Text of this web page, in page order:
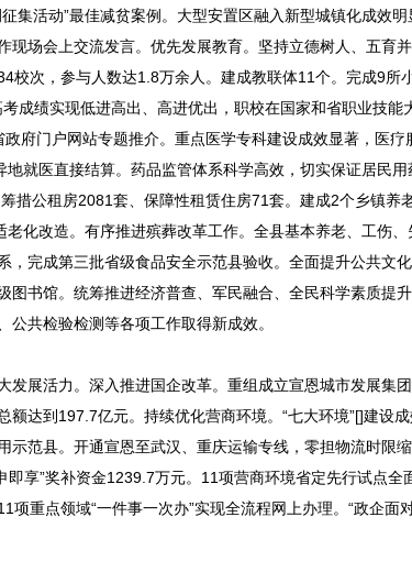
集活动”最佳减贫案例。大型安置区融入新型城镇化成效
场会上交流发言。优先发展教育。坚持立德树人、五育
校次，参与人数达1.8万余人。建成教联体11个。完成9所
成绩实现低进高出、高进优出，职校在国家和省职业技能
府门户网站专题推介。重点医学专科建设成效显著，医
就医直接结算。药品监管体系科学高效，切实保证居民
措公租房2081套、保障性租赁住房71套。建成2个乡镇养
化改造。有序推进殡葬改革工作。全县基本养老、工伤
完成第三批省级食品安全示范县验收。全面提升公共文
书馆。统筹推进经济普查、军民融合、全民科学素质提
共检验检测等各项工作取得新成效。
展活力。深入推进国企改革。重组成立宣恩城市发展集
达到197.7亿元。持续优化营商环境。“七大环境”[]建设
范县。开通宣恩至武汉、重庆运输专线，零担物流时限
享”奖补资金1239.7万元。11项营商环境省定先行试点全
项重点领域“一件事一次办”实现全流程网上办理。“政企面